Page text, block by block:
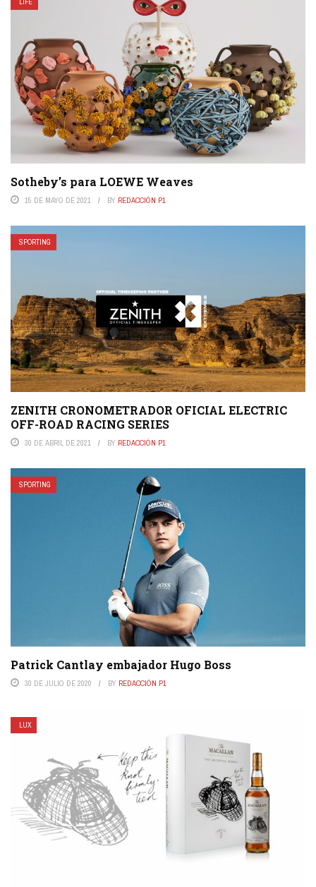
Sotheby’s para LOEWE Weaves
15 DE MAYO DE 2021 BY REDACCIÓN P1
SPORTING
ZENITH CRONOMETRADOR OFICIAL ELECTRIC
OFF-ROAD RACING SERIES
30 DE ABRIL DE 2021 BY REDACCIÓN P1
SPORTING
Patrick Cantlay embajador Hugo Boss
30 DE JULIO DE 2020 BY REDACCIÓN P1
LUX